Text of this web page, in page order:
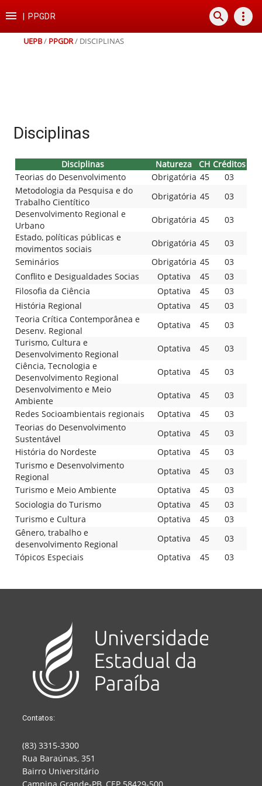
para
conteúdo
para
para
para
rodapé
 PPGDR search more_vert
UEPB/ PPGDR/ DISCIPLINAS
Disciplinas
Disciplinas Natureza CH Créditos
Teorias do Desenvolvimento
Obrigatória 45
03
Metodologia da Pesquisa e do
Trabalho Cientítico
Obrigatória 45
03
Desenvolvimento Regional e
Urbano
Obrigatória 45
03
Estado, políticas públicas e
movimentos sociais
Obrigatória 45
03
Seminários
Obrigatória 45
03
Conflito e Desigualdades Socias
Optativa 45
03
Filosofia da Ciência
Optativa 45
03
História Regional
Optativa 45
03
Teoria Crítica Contemporânea e
Desenv. Regional
Optativa 45
03
Turismo, Cultura e
Desenvolvimento Regional
Optativa 45
03
Ciência, Tecnologia e
Desenvolvimento Regional
Optativa 45
03
Desenvolvimento e Meio
Ambiente
Optativa 45
03
Redes Socioambientais regionais
Optativa 45
03
Teorias do Desenvolvimento
Sustentável
Optativa 45
03
História do Nordeste
Optativa 45
03
Turismo e Desenvolvimento
Regional
Optativa 45
03
Turismo e Meio Ambiente
Optativa 45
03
Sociologia do Turismo
Optativa 45
03
Turismo e Cultura
Optativa 45
03
Gênero, trabalho e
desenvolvimento Regional
Optativa 45
03
Tópicos Especiais
Optativa 45 03
Contatos:
(83) 3315-3300
Rua Baraúnas, 351
Bairro Universitário